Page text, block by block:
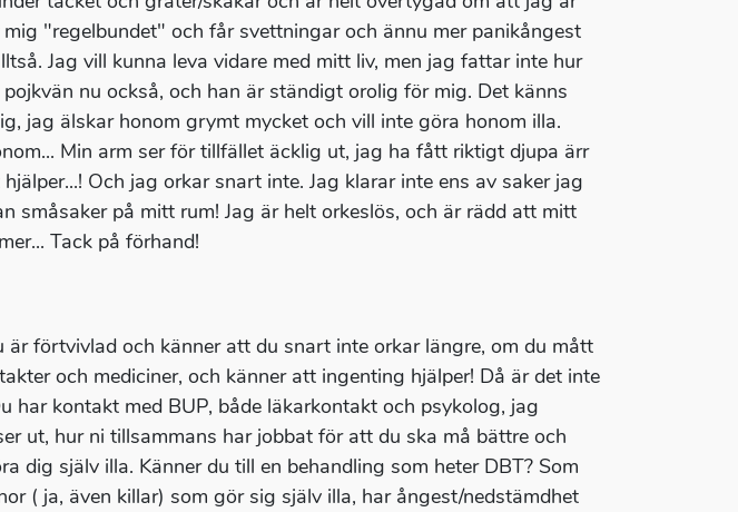
"regelbundet" och får svettningar och ännu mer panikångest
Jag vill kunna leva vidare med mitt liv, men jag fattar inte hur
nu också, och han är ständigt orolig för mig. Det känns
jag älskar honom grymt mycket och vill inte göra honom illa.
Min arm ser för tillfället äcklig ut, jag ha fått riktigt djupa ärr
Och jag orkar snart inte. Jag klarar inte ens av saker jag
småsaker på mitt rum! Jag är helt orkeslös, och är rädd att mitt
Tack på förhand!
förtvivlad och känner att du snart inte orkar längre, om du mått
och mediciner, och känner att ingenting hjälper! Då är det inte
har kontakt med BUP, både läkarkontakt och psykolog, jag
ut, hur ni tillsammans har jobbat för att du ska må bättre och
dig själv illa. Känner du till en behandling som heter DBT? Som
( ja, även killar) som gör sig själv illa, har ångest/nedstämdhet